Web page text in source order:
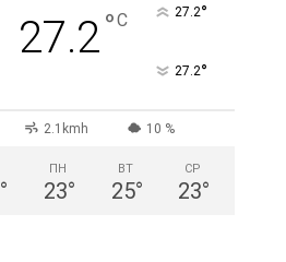
27.2°C 27.2°
27.2°
2.1kmh 10 %
°
ПН
23°
ВТ
25°
СР
23°